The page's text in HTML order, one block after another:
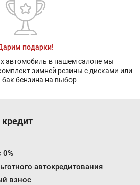
подарки!
автомобиль в нашем салоне мы
зимней резины с дисками или
бензина на выбор
кредит
0%
автокредитования
взнос